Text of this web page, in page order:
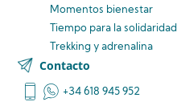
Momentos bienestar
Tiempo para la solidaridad
Trekking y adrenalina
Contacto
+34 618 945 952